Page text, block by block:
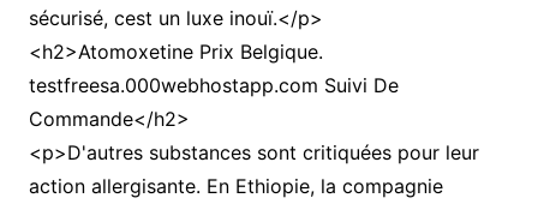
sécurisé, cest un luxe inouï.</p>
<h2>Atomoxetine Prix Belgique.
testfreesa.000webhostapp.com Suivi De
Commande</h2>
<p>D'autres substances sont critiquées pour leur
action allergisante. En Ethiopie, la compagnie